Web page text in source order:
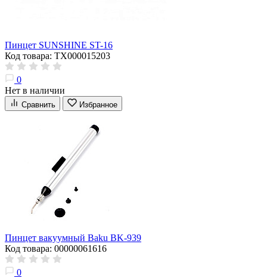
Пинцет SUNSHINE ST-16
Код товара: ТХ000015203
0
Нет в наличии
Сравнить Избранное
Пинцет вакуумный Baku BK-939
Код товара: 00000061616
0